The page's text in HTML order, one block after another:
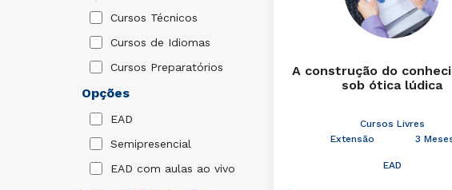
Cursos Técnicos
Cursos de Idiomas
Cursos Preparatórios
Opções
EAD
Semipresencial
EAD com aulas ao vivo
A construção do
sob ótica lúdica
Cursos Livres
Extensão
3
EAD